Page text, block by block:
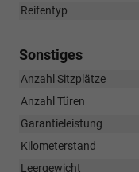
Reifentyp
Sonstiges
Anzahl Sitzplätze
Anzahl Türen
Garantieleistung
Kilometerstand
Leergewicht